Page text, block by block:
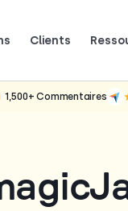
Clients
1,500+Commentaires